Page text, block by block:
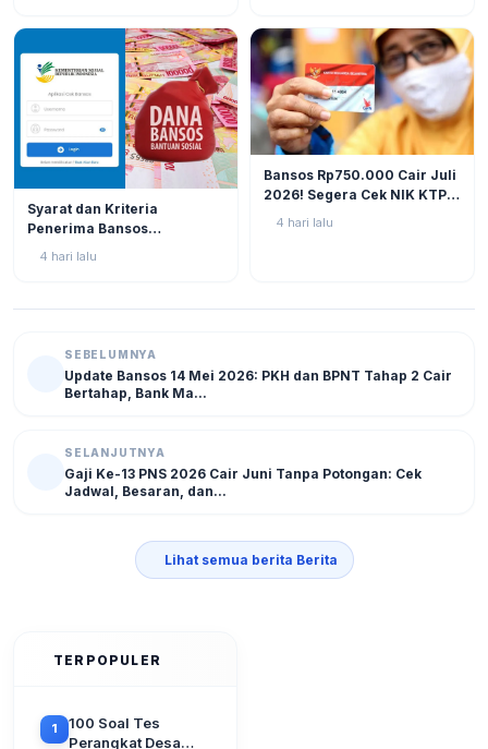
Syarat dan Kriteria
Penerima Bansos
4 hari lalu
Bansos Rp750.000 Cair Juli
2026! Segera Cek NIK KTP
4 hari lalu
SEBELUMNYA
Update Bansos 14 Mei 2026: PKH dan BPNT Tahap 2 Cair
Bertahap, Bank Ma...
SELANJUTNYA
Gaji Ke-13 PNS 2026 Cair Juni Tanpa Potongan: Cek
Jadwal, Besaran, dan...
Lihat semua berita Berita
TERPOPULER
1
100 Soal Tes
Perangkat Desa